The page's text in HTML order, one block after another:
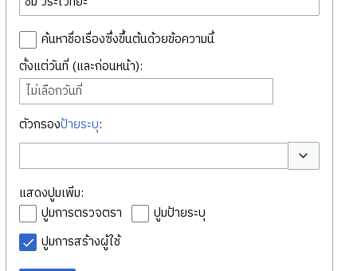
ค้นหาชื่อเรื่องซึ่งขึ้นต้นด้วยข้อความนี้
ตั้งแต่วันที่ (และก่อนหน้า):
ไม่เลือกวันที่
ตัวกรองป้ายระบุ:
สลับตัวเลือก
แสดงปูมเพิ่ม:
ปูมการตรวจตรา
ปูมป้ายระบุ
ปูมการสร้างผู้ใช้